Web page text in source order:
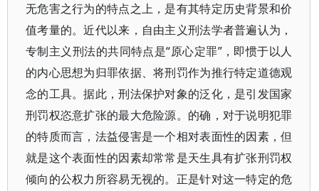
无危害之行为的特点之上，是有其特定历史背景和价
值考量的。近代以来，自由主义刑法学者普遍认为，
专制主义刑法的共同特点是“原心定罪”，即惯于以人
的内心思想为归罪依据、将刑罚作为推行特定道德观
念的工具。据此，刑法保护对象的泛化，是引发国家
刑罚权恣意扩张的最大危险源。的确，对于说明犯罪
的特质而言，法益侵害是一个相对表面性的因素，但
就是这个表面性的因素却常常是天生具有扩张刑罚权
倾向的公权力所容易无视的。正是针对这一特定的危